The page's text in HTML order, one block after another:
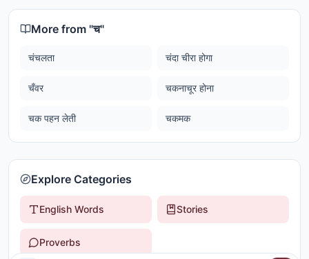
More from "च"
चंचलता चंदा चीरा होगा
चँवर चकनाचूर होना
चक पहन लेती चकमक
Explore Categories
English Words Stories
Proverbs